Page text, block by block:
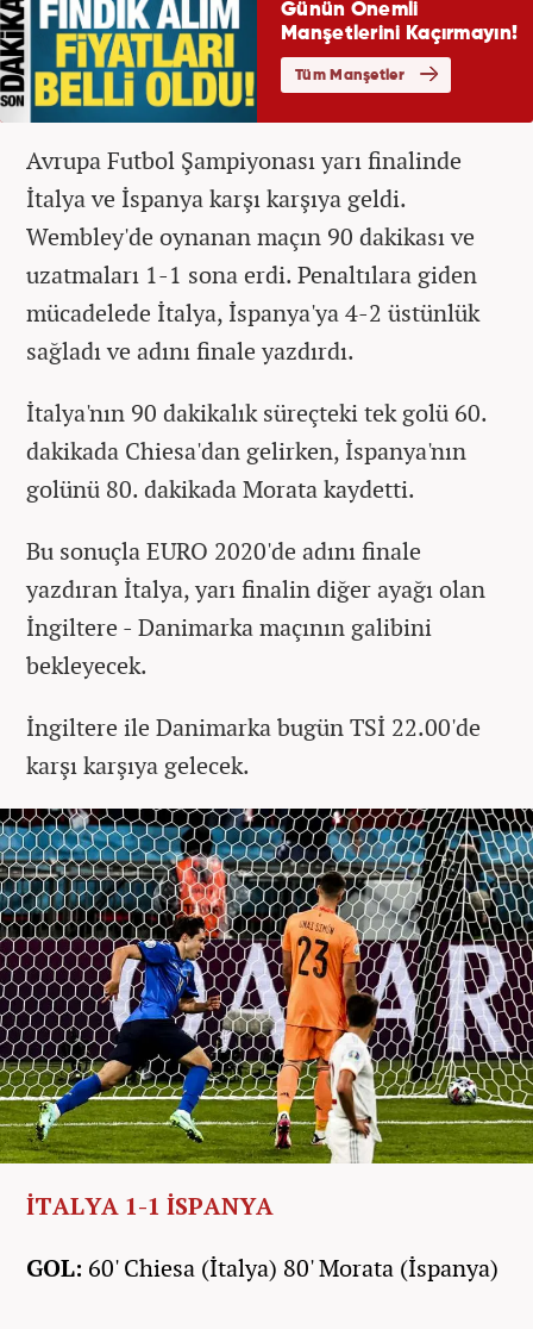
Avrupa Futbol Şampiyonası yarı finalinde
İtalya ve İspanya karşı karşıya geldi.
Wembley'de oynanan maçın 90 dakikası ve
uzatmaları 1-1 sona erdi. Penaltılara giden
mücadelede İtalya, İspanya'ya 4-2 üstünlük
sağladı ve adını finale yazdırdı.
İtalya'nın 90 dakikalık süreçteki tek golü 60.
dakikada Chiesa'dan gelirken, İspanya'nın
golünü 80. dakikada Morata kaydetti.
Bu sonuçla EURO 2020'de adını finale
yazdıran İtalya, yarı finalin diğer ayağı olan
İngiltere - Danimarka maçının galibini
bekleyecek.
İngiltere ile Danimarka bugün TSİ 22.00'de
karşı karşıya gelecek.
İTALYA 1-1 İSPANYA
GOL: 60' Chiesa (İtalya) 80' Morata (İspanya)